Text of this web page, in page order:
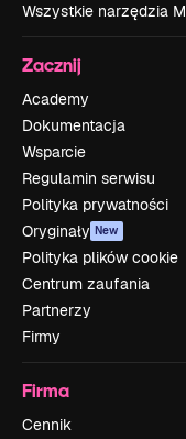
Wszystkie narzędzia
Zacznij
Academy
Dokumentacja
Wsparcie
Regulamin serwisu
Polityka prywatności
Oryginały New
Polityka plików cookie
Centrum zaufania
Partnerzy
Firmy
Firma
Cennik